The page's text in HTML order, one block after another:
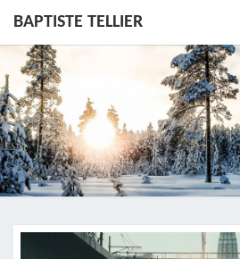
BAPTISTE TELLIER